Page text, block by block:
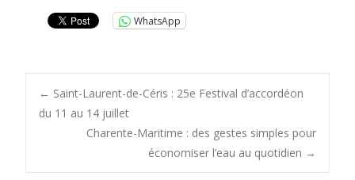
WhatsApp
Post
navigation
← Saint-Laurent-de-Céris : 25e Festival d’accordéon
du 11 au 14 juillet
Charente-Maritime : des gestes simples pour
économiser l’eau au quotidien →